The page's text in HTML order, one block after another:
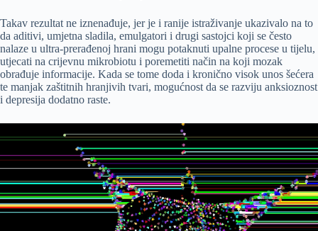
Takav rezultat ne iznenađuje, jer je i ranije istraživanje ukazivalo na to
da aditivi, umjetna sladila, emulgatori i drugi sastojci koji se često
nalaze u ultra-prerađenoj hrani mogu potaknuti upalne procese u tijelu,
utjecati na crijevnu mikrobiotu i poremetiti način na koji mozak
obrađuje informacije. Kada se tome doda i kronično visok unos šećera
te manjak zaštitnih hranjivih tvari, mogućnost da se razviju anksioznost
i depresija dodatno raste.